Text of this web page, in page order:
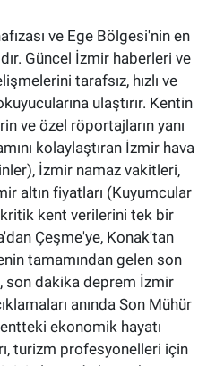
ve Ege Bölgesi'nin en
Güncel İzmir haberleri ve
tarafsız, hızlı ve
ulaştırır. Kentin
ve özel röportajların yanı
kolaylaştıran İzmir hava
İzmir namaz vakitleri,
altın fiyatları (Kuyumcular
kritik kent verilerini tek bir
Çeşme'ye, Konak'tan
tamamından gelen son
son dakika deprem İzmir
anında Son Mühür
ekonomik hayatı
turizm profesyonelleri için